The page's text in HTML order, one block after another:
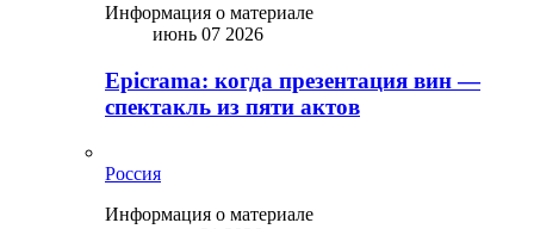
Информация о материале
июнь 07 2026
Epicrama: когда презентация вин —
спектакль из пяти актов
Россия
Информация о материале